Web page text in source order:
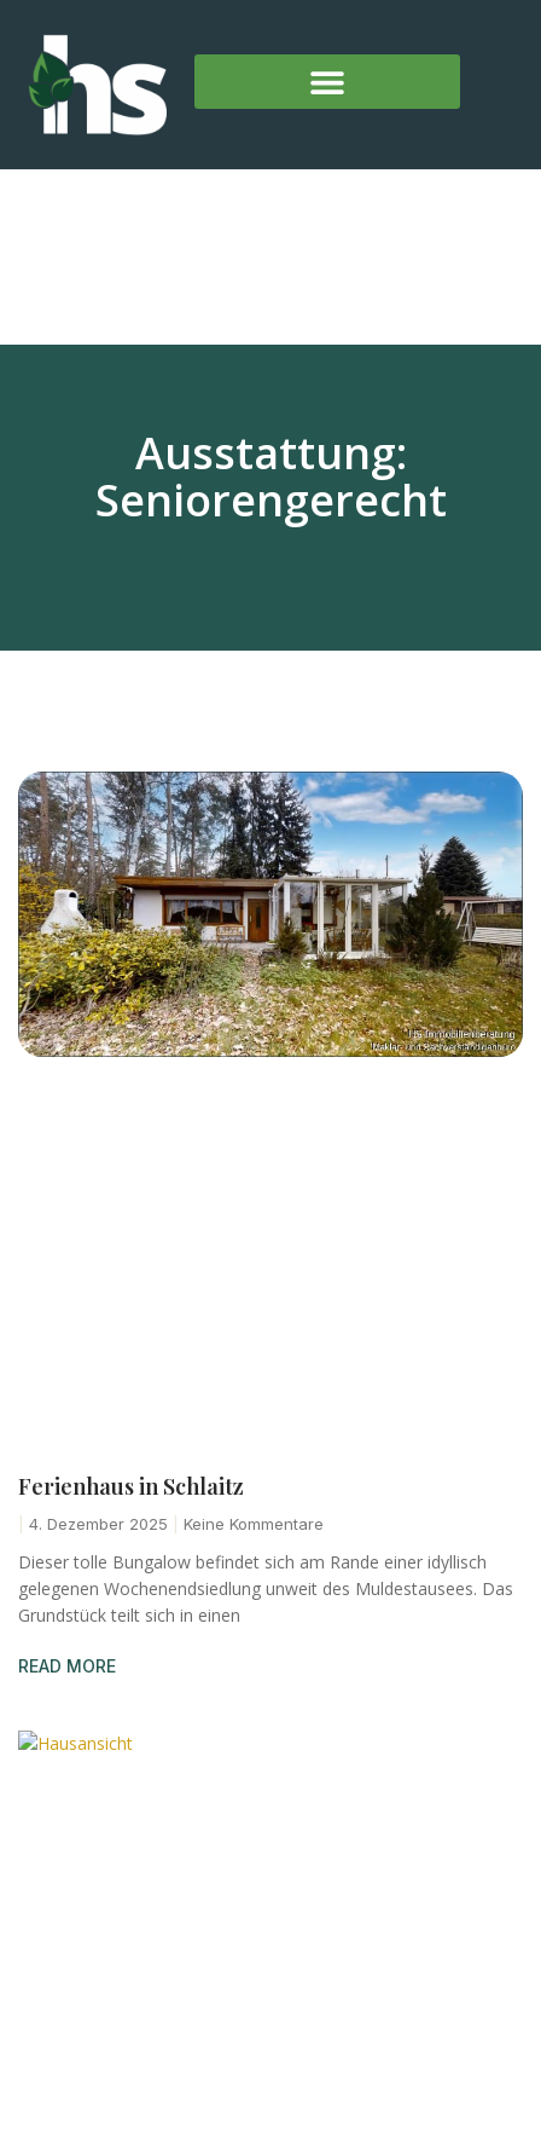
Ausstattung:
Seniorengerecht
Ferienhaus in Schlaitz
4. Dezember 2025 Keine Kommentare
Dieser tolle Bungalow befindet sich am Rande einer idyllisch
gelegenen Wochenendsiedlung unweit des Muldestausees. Das
Grundstück teilt sich in einen
READ MORE